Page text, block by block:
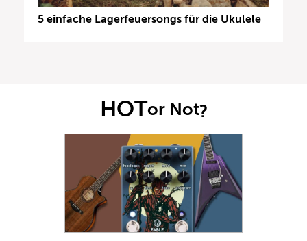
5 einfache Lagerfeuersongs für die Ukulele
HOTor Not?